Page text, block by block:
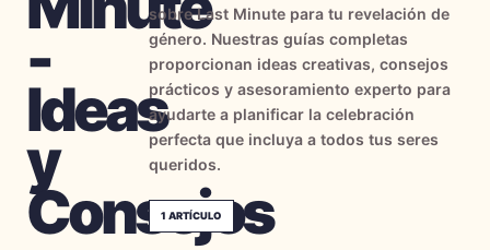
Kit imprimible gratis Gratis
Herramientas Gratis
Temas
Iniciar Sesión
-
Ideas
y
Consejos
sobre Last Minute para tu revelación de
género. Nuestras guías completas
proporcionan ideas creativas, consejos
prácticos y asesoramiento experto para
ayudarte a planificar la celebración
perfecta que incluya a todos tus seres
queridos.
1 ARTÍCULO